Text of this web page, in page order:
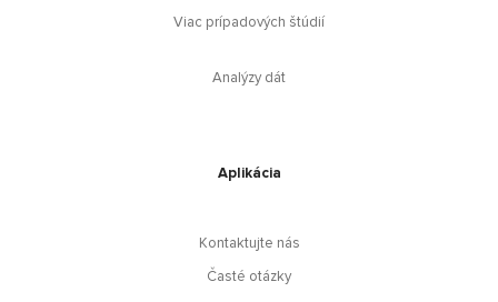
Viac prípadových štúdií
Analýzy dát
Aplikácia
Kontaktujte nás
Časté otázky